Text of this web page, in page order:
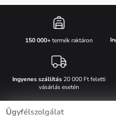
150 000+termék raktáron
Ingyenes szállítás20 000 Ft feletti
vásárlás esetén
Ügyfélszolgálat